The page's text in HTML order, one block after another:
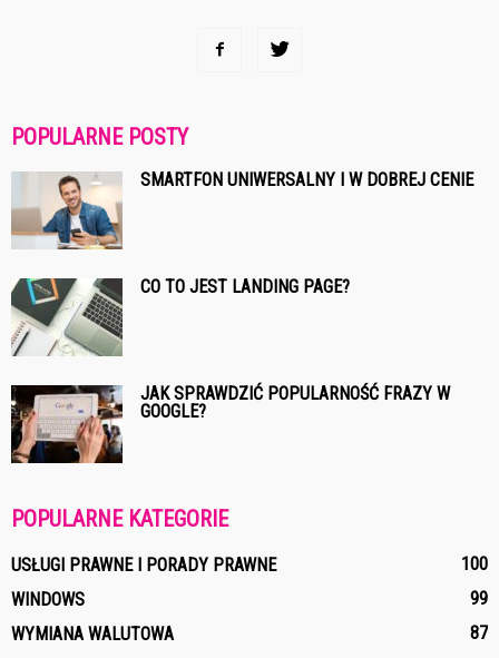
POPULARNE POSTY
SMARTFON UNIWERSALNY I W DOBREJ CENIE
CO TO JEST LANDING PAGE?
JAK SPRAWDZIĆ POPULARNOŚĆ FRAZY W
GOOGLE?
POPULARNE KATEGORIE
USŁUGI PRAWNE I PORADY PRAWNE
100
WINDOWS
99
WYMIANA WALUTOWA
87